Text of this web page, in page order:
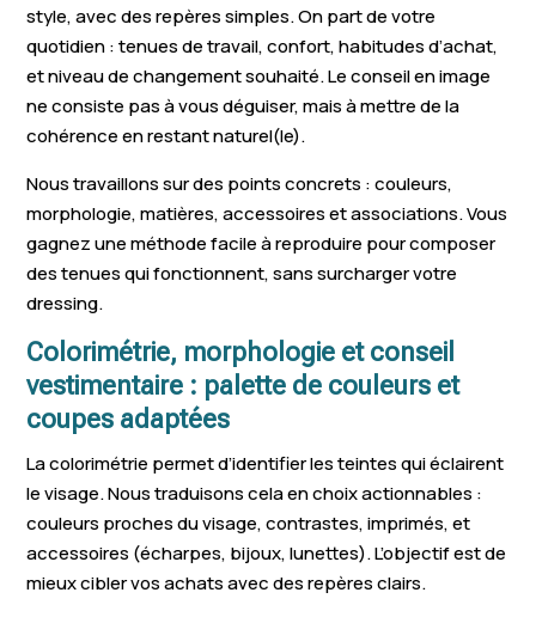
style, avec des repères simples. On part de votre
quotidien : tenues de travail, confort, habitudes d’achat,
et niveau de changement souhaité. Le conseil en image
ne consiste pas à vous déguiser, mais à mettre de la
cohérence en restant naturel(le).
Nous travaillons sur des points concrets : couleurs,
morphologie, matières, accessoires et associations. Vous
gagnez une méthode facile à reproduire pour composer
des tenues qui fonctionnent, sans surcharger votre
dressing.
Colorimétrie, morphologie et conseil
vestimentaire : palette de couleurs et
coupes adaptées
La colorimétrie permet d’identifier les teintes qui éclairent
le visage. Nous traduisons cela en choix actionnables :
couleurs proches du visage, contrastes, imprimés, et
accessoires (écharpes, bijoux, lunettes). L’objectif est de
mieux cibler vos achats avec des repères clairs.